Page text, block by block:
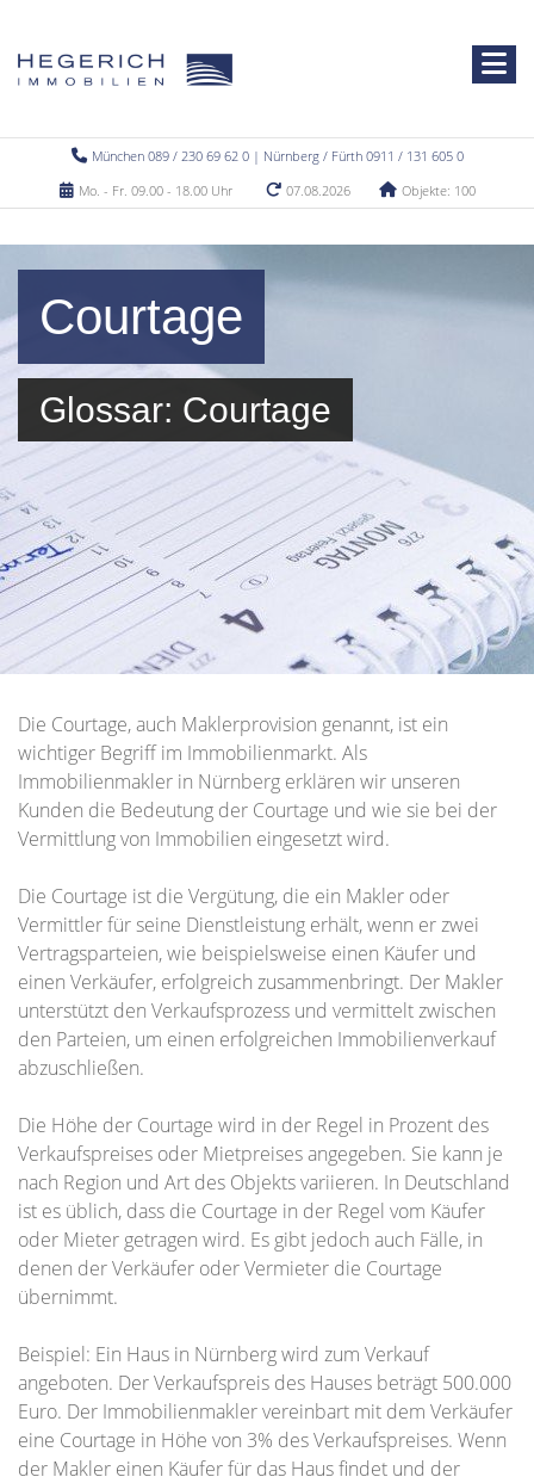
München 089 / 230 69 62 0 | Nürnberg / Fürth 0911 / 131 605 0
Mo. - Fr. 09.00 - 18.00 Uhr
07.08.2026 Objekte: 100
Courtage
Glossar: Courtage
Die Courtage, auch Maklerprovision genannt, ist ein
wichtiger Begriff im Immobilienmarkt. Als
Immobilienmakler in Nürnberg erklären wir unseren
Kunden die Bedeutung der Courtage und wie sie bei der
Vermittlung von Immobilien eingesetzt wird.
Die Courtage ist die Vergütung, die ein Makler oder
Vermittler für seine Dienstleistung erhält, wenn er zwei
Vertragsparteien, wie beispielsweise einen Käufer und
einen Verkäufer, erfolgreich zusammenbringt. Der Makler
unterstützt den Verkaufsprozess und vermittelt zwischen
den Parteien, um einen erfolgreichen Immobilienverkauf
abzuschließen.
Die Höhe der Courtage wird in der Regel in Prozent des
Verkaufspreises oder Mietpreises angegeben. Sie kann je
nach Region und Art des Objekts variieren. In Deutschland
ist es üblich, dass die Courtage in der Regel vom Käufer
oder Mieter getragen wird. Es gibt jedoch auch Fälle, in
denen der Verkäufer oder Vermieter die Courtage
übernimmt.
Beispiel: Ein Haus in Nürnberg wird zum Verkauf
angeboten. Der Verkaufspreis des Hauses beträgt 500.000
Euro. Der Immobilienmakler vereinbart mit dem Verkäufer
eine Courtage in Höhe von 3% des Verkaufspreises. Wenn
der Makler einen Käufer für das Haus findet und der